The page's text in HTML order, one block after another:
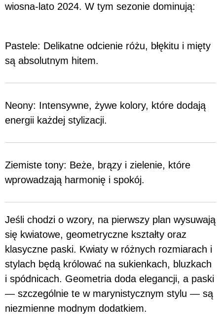
wiosna-lato 2024. W tym sezonie dominują:
Pastele: Delikatne odcienie różu, błękitu i mięty
są absolutnym hitem.
Neony: Intensywne, żywe kolory, które dodają
energii każdej stylizacji.
Ziemiste tony: Beże, brązy i zielenie, które
wprowadzają harmonię i spokój.
Jeśli chodzi o wzory, na pierwszy plan wysuwają
się kwiatowe, geometryczne kształty oraz
klasyczne paski. Kwiaty w różnych rozmiarach i
stylach będą królować na sukienkach, bluzkach
i spódnicach. Geometria doda elegancji, a paski
— szczególnie te w marynistycznym stylu — są
niezmienne modnym dodatkiem.